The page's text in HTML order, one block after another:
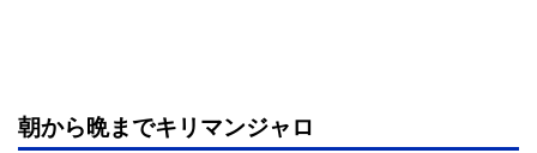
朝から晩までキリマンジャロ